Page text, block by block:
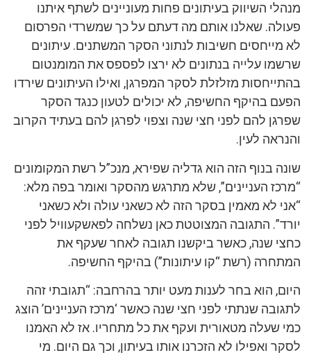
מנהלי השיווק בעיתונים פחות מעוניינים לשתף איתנו
פעולה. שאלנו אותם מה דעתם על כך שמשרדי הפרסום
לא מייחסים חשיבות לנתוני הסקר המשתנים. עיתונים
שרשמו עלייה בנתונים לא ירצו לפספס את המומנטום
בהתייחסות מזלזלת לסקר המפרגן, ואילו העיתונים שירדו
הפעם בהיקף החשיפה, לא יכולים לטעון כנגד הסקר
שפרגן להם לפני חצי שנה וצפוי לפרגן להם בעתיד הקרוב
והנראה לעין.
שונה בנוף הזה הוא גדליה שפירא, מנכ”ל רשת המקומונים
“מרכז העניינים”, שלא מתרגש מהסקר ואומר בפה מלא:
“אני לא מאמין בסקר הזה לא כשאני עולה ולא כשאני
יורד”. התגובה המצוטטת כאן נשלחה לפאשקעוויל לפני
כחצי שנה, כאשר ביקשנו תגובה לאחר שעקף את
המתחרה (רשת “קו עיתונות”) בהיקף החשיפה.
היום, הוא בחר לענות מעט יותר בהרחבה: “תגובתי זהה
לתגובה שנתתי לפני חצי שנה כאשר ‘מרכז העניינים’ הוצג
כמי שעלה מטאורית ועקף את כל מתחריו. אז לא האמנו
לסקר ואפילו לא הזכרנו אותו בעיתון, וכך גם היום. מי